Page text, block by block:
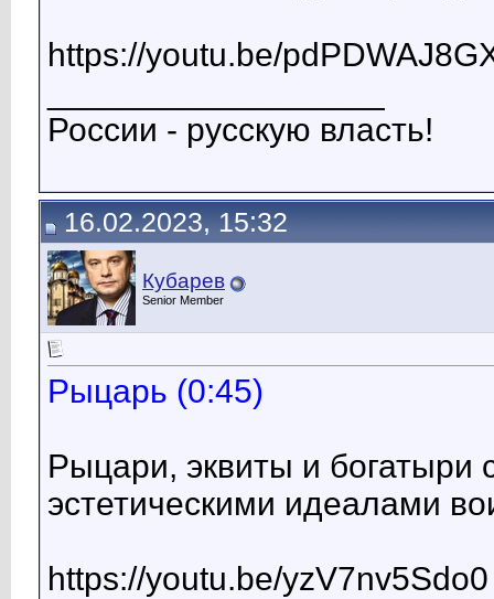
https://youtu.be/
России - русскую власть!
16.02.2023, 15:32
Кубарев
Senior Member
Рыцарь (0:45)
Рыцари, эквиты и богатыри
эстетическими идеалами
https://youtu.be/yzV7nv5Sdo0